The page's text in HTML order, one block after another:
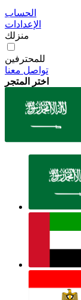
الحساب
الإعدادات
منزلك
للمحترفين
تواصل معنا
اختر المتجر